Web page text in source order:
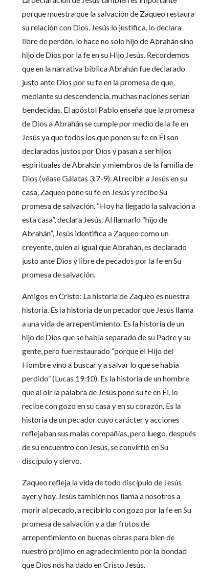
porque muestra que la salvación de Zaqueo restaura
su relación con Dios. Jesús lo justifica, lo declara
libre de perdón, lo hace no solo hijo de Abrahán sino
hijo de Dios por la fe en su Hijo Jesús. Recordemos
que en la narrativa bíblica Abrahán fue declarado
justo ante Dios por su fe en la promesa de que,
mediante su descendencia, muchas naciones serían
bendecidas. El apóstol Pablo enseña que la promesa
de Dios a Abrahán se cumple por medio de la fe en
Jesús ya que todos los que ponen su fe en Él son
declarados justos por Dios y pasan a ser hijos
espirituales de Abrahán y miembros de la familia de
Dios (véase Gálatas 3:7-9). Al recibir a Jesús en su
casa, Zaqueo pone su fe en Jesús y recibe Su
promesa de salvación. “Hoy ha llegado la salvación a
esta casa”, declara Jesús. Al llamarlo “hijo de
Abrahán”, Jesús identifica a Zaqueo como un
creyente, quien al igual que Abrahán, es declarado
justo ante Dios y libre de pecados por la fe en Su
promesa de salvación.
Amigos en Cristo: La historia de Zaqueo es nuestra
historia. Es la historia de un pecador que Jesús llama
a una vida de arrepentimiento. Es la historia de un
hijo de Dios que se había separado de su Padre y su
gente, pero fue restaurado “porque el Hijo del
Hombre vino a buscar y a salvar lo que se había
perdido” (Lucas 19:10). Es la historia de un hombre
que al oír la palabra de Jesús pone su fe en Él, lo
recibe con gozo en su casa y en su corazón. Es la
historia de un pecador cuyo carácter y acciones
reflejaban sus malas compañías, pero luego, después
de su encuentro con Jesús, se convirtió en Su
discípulo y siervo.
Zaqueo refleja la vida de todo discípulo de Jesús
ayer y hoy. Jesús también nos llama a nosotros a
morir al pecado, a recibirlo con gozo por la fe en Su
promesa de salvación y a dar frutos de
arrepentimiento en buenas obras para bien de
nuestro prójimo en agradecimiento por la bondad
que Dios nos ha dado en Cristo Jesús.